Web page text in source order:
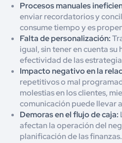
Procesos manuales
enviar recordatorios y
consume tiempo y es
Falta de personalización:
igual, sin tener en cuenta
efectividad de las
Impacto negativo en la
repetitivos o mal
molestias en los clientes,
comunicación puede llevar
Demoras en el flujo de caja:
afectan la operación del
planificación de las finanzas.